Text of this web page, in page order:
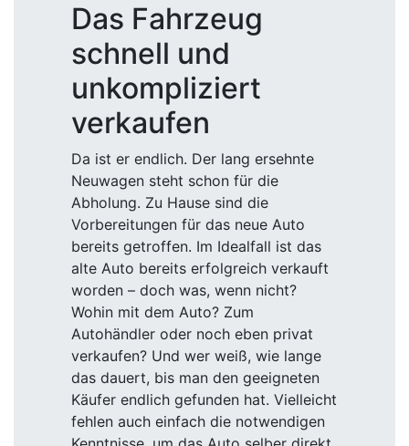
Das Fahrzeug
schnell und
unkompliziert
verkaufen
Da ist er endlich. Der lang ersehnte
Neuwagen steht schon für die
Abholung. Zu Hause sind die
Vorbereitungen für das neue Auto
bereits getroffen. Im Idealfall ist das
alte Auto bereits erfolgreich verkauft
worden – doch was, wenn nicht?
Wohin mit dem Auto? Zum
Autohändler oder noch eben privat
verkaufen? Und wer weiß, wie lange
das dauert, bis man den geeigneten
Käufer endlich gefunden hat. Vielleicht
fehlen auch einfach die notwendigen